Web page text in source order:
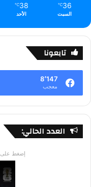
36
℃
السبت
38
℃
الأحد
تابعونا
8٬147
معجب
العدد الحالي:
إضغط على